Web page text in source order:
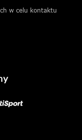
w celu kontaktu